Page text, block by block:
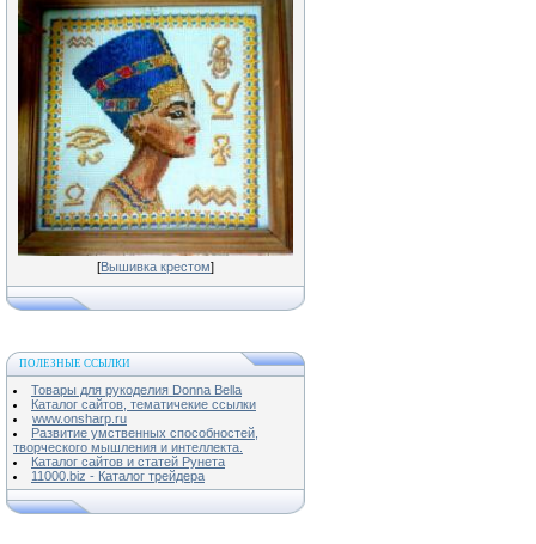
[Вышивка крестом]
ПОЛЕЗНЫЕ ССЫЛКИ
Товары для рукоделия Donna Bella
Каталог сайтов, тематичекие ссылки
www.onsharp.ru
Развитие умственных способностей,
творческого мышления и интеллекта.
Каталог сайтов и статей Рунета
11000.biz - Каталог трейдера